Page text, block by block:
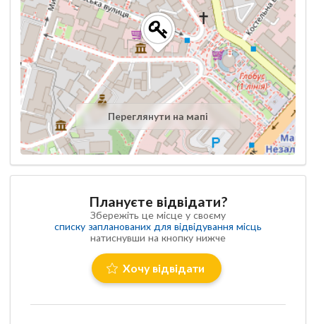
Переглянути на мапі
Плануєте відвідати?
Збережіть це місце у своєму
списку запланованих для відвідування місць
натиснувши на кнопку нижче
Хочу відвідати